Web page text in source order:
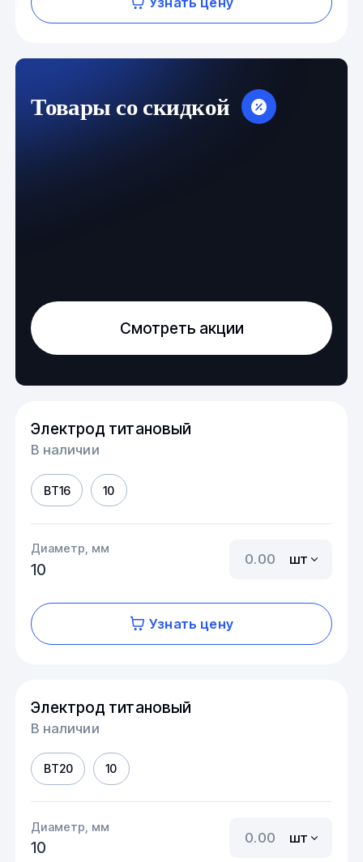
Товары со скидкой
Смотреть акции
Электрод титановый
В наличии
ВТ16 10
Диаметр, мм
10
шт
Узнать цену
Электрод титановый
В наличии
ВТ20 10
Диаметр, мм
10
шт